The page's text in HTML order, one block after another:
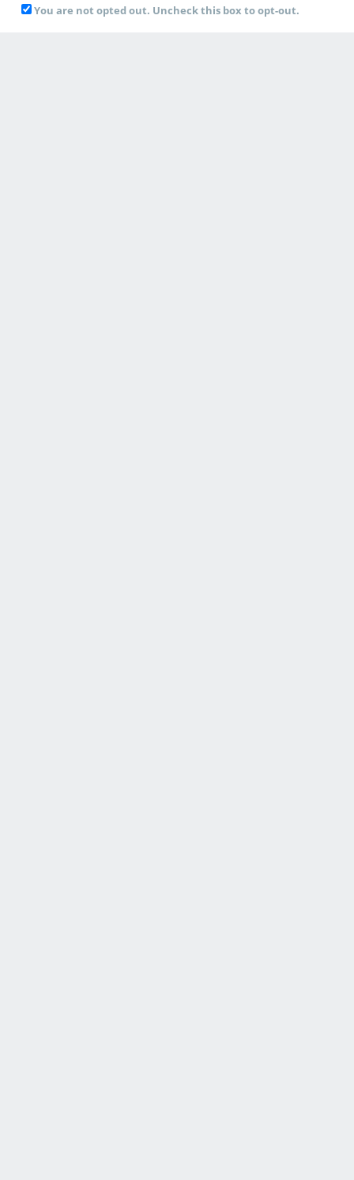
You are not opted out. Uncheck this box to opt-out.